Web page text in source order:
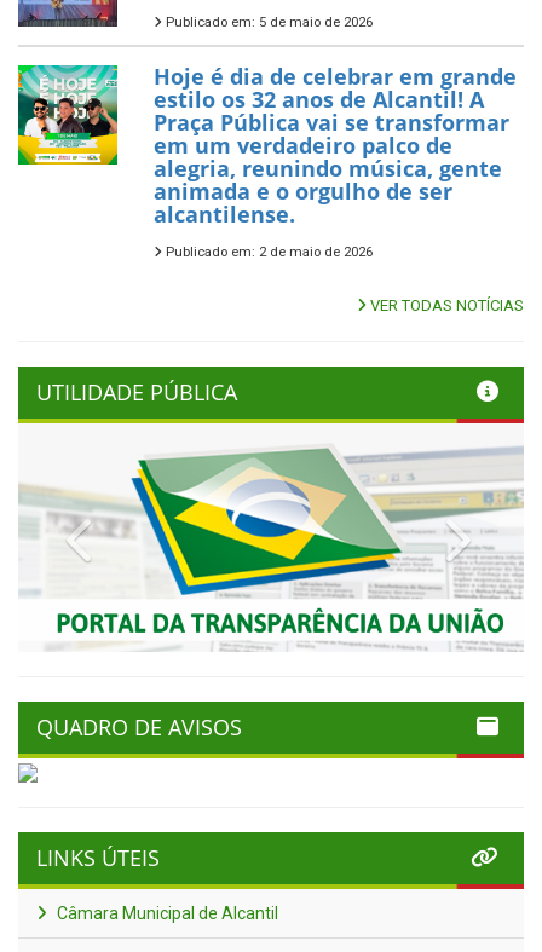
Publicado em: 5 de maio de 2026
Hoje é dia de celebrar em grande
estilo os 32 anos de Alcantil! A
Praça Pública vai se transformar
em um verdadeiro palco de
alegria, reunindo música, gente
animada e o orgulho de ser
alcantilense.
Publicado em: 2 de maio de 2026
VER TODAS NOTÍCIAS
UTILIDADE PÚBLICA
Previous Next
QUADRO DE AVISOS
LINKS ÚTEIS
Câmara Municipal de Alcantil